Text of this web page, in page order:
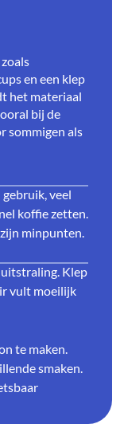
en een klep
het materiaal
bij de
sommigen als
veel
koffie zetten.
minpunten.
Klep
vult moeilijk
te maken.
smaken.